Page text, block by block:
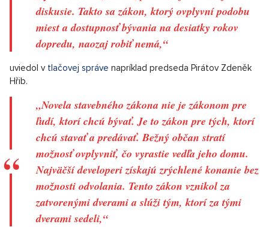
diskusie. Takto sa zákon, ktorý ovplyvní podobu
miest a dostupnosť bývania na desiatky rokov
dopredu, naozaj robiť nemá,“
uviedol v tlačovej správe napríklad predseda Pirátov Zdeněk
Hřib.
„Novela stavebného zákona nie je zákonom pre
ľudí, ktorí chcú bývať. Je to zákon pre tých, ktorí
chcú stavať a predávať. Bežný občan stratí
možnosť ovplyvniť, čo vyrastie vedľa jeho domu.
Najväčší developeri získajú zrýchlené konanie bez
možnosti odvolania. Tento zákon vznikol za
zatvorenými dverami a slúži tým, ktorí za tými
dverami sedeli,“